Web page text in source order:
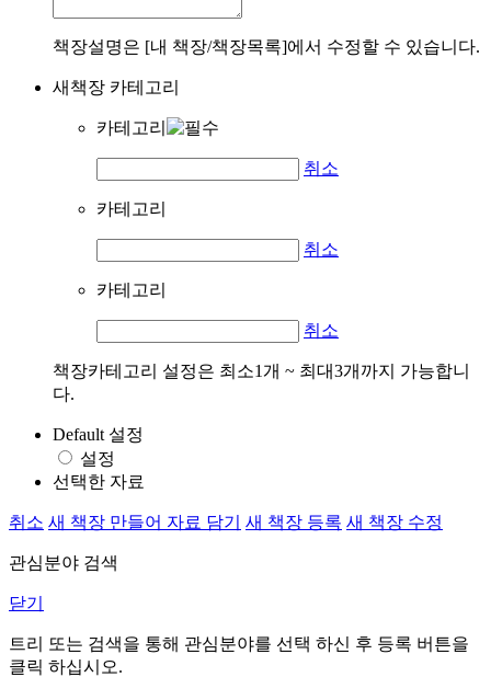
책장설명은 [내 책장/책장목록]에서 수정할 수 있습니다.
새책장 카테고리
카테고리
취소
카테고리
취소
카테고리
취소
책장카테고리 설정은 최소1개 ~ 최대3개까지 가능합니
다.
Default 설정
설정
선택한 자료
취소 새 책장 만들어 자료 담기 새 책장 등록 새 책장 수정
관심분야 검색
닫기
트리 또는 검색을 통해 관심분야를 선택 하신 후 등록 버튼을
클릭 하십시오.